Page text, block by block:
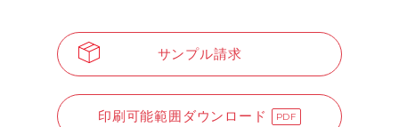
サンプル請求
印刷可能範囲ダウンロード